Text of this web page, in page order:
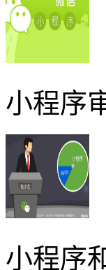
小程序
小程序